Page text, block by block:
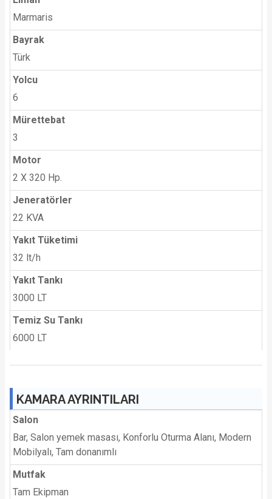
Marmaris
Bayrak
Türk
Yolcu
6
Mürettebat
3
Motor
2 X 320 Hp.
Jeneratörler
22 KVA
Yakıt Tüketimi
32 lt/h
Yakıt Tankı
3000 LT
Temiz Su Tankı
6000 LT
KAMARA AYRINTILARI
Salon
Bar, Salon yemek masası, Konforlu Oturma Alanı, Modern
Mobilyalı, Tam donanımlı
Mutfak
Tam Ekipman